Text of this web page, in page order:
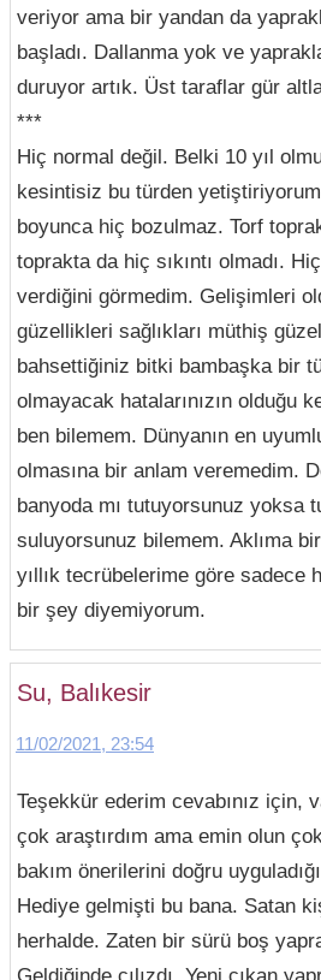
veriyor ama bir yandan da
başladı. Dallanma yok ve
duruyor artık. Üst taraflar gür
***
Hiç normal değil. Belki 10 yıl
kesintisiz bu türden
boyunca hiç bozulmaz. Torf
toprakta da hiç sıkıntı olmadı.
verdiğini görmedim. Gelişimleri
güzellikleri sağlıkları müthiş
bahsettiğiniz bitki bambaşka bir
olmayacak hatalarınızın olduğu
ben bilemem. Dünyanın en
olmasına bir anlam veremedim.
banyoda mı tutuyorsunuz yoksa
suluyorsunuz bilemem. Aklıma
yıllık tecrübelerime göre sadece
bir şey diyemiyorum.
Su, Balıkesir
11/02/2021, 23:54
Teşekkür ederim cevabınız için,
çok araştırdım ama emin olun
bakım önerilerini doğru
Hediye gelmişti bu bana. Satan
herhalde. Zaten bir sürü boş